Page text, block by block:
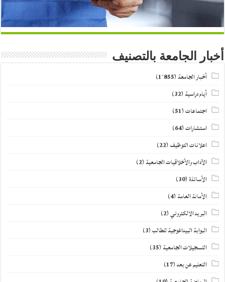
أخبار الجامعة بالتصنيف
أخبار الجامعة (1٬855)
أيام دراسية (32)
اجتماعات(51)
استشارات(64)
اعلانات التوظيف (22)
الآداب والأخلاقيات الجامعية (2)
الأساتذة(30)
الأمانة العامة (4)
البريد الالكتروني(2)
البوابة البيداغوجية للطالب(3)
التسجيلات الجامعية (35)
التعليم عن بعد(17)